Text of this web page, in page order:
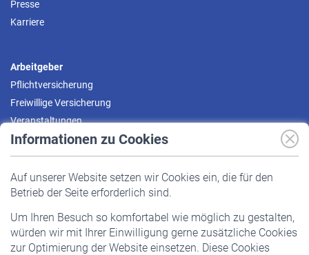
Informationen zu Cookies
Auf unserer Website setzen wir Cookies ein, die für den
Betrieb der Seite erforderlich sind.
Um Ihren Besuch so komfortabel wie möglich zu gestalten,
würden wir mit Ihrer Einwilligung gerne zusätzliche Cookies
zur Optimierung der Website einsetzen. Diese Cookies
Presse
Karriere
Arbeitgeber
Pflichtversicherung
Freiwillige Versicherung
Veranstaltungen
Pflichtversicherung
Staatliche Förderung
Veranstaltungen